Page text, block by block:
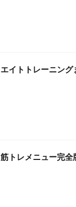
イトトレーニン
筋トレメニュー完